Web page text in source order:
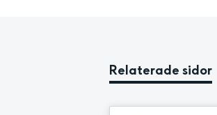
Relaterade sidor